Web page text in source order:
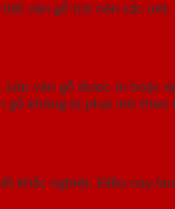
vân gỗ trở nên sắc
vân gỗ được in hoặc
gỗ không bị phai mờ
khắc nghiệt. Điều này